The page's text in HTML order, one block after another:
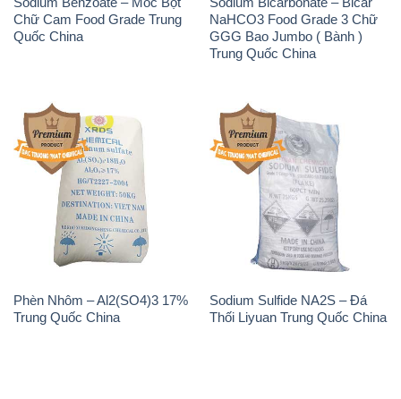
Chữ Cam Food Grade Trung
Quốc China
NaHCO3 Food Grade 3 Chữ
GGG Bao Jumbo ( Bành )
Trung Quốc China
Phèn Nhôm – Al2(SO4)3 17%
Trung Quốc China
Sodium Sulfide NA2S – Đá
Thối Liyuan Trung Quốc China